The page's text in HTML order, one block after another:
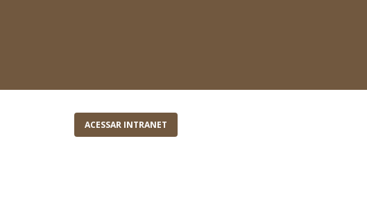
ACESSAR INTRANET